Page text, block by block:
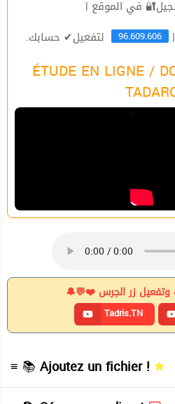
96.609.606 لتفعيل✔ حسابك.
ÉTUDE EN LIGNE /
وتفعيل زر الجرس ❤️💬🔔
Tadris.TN
≡ 📚 Ajoutez un fichier !